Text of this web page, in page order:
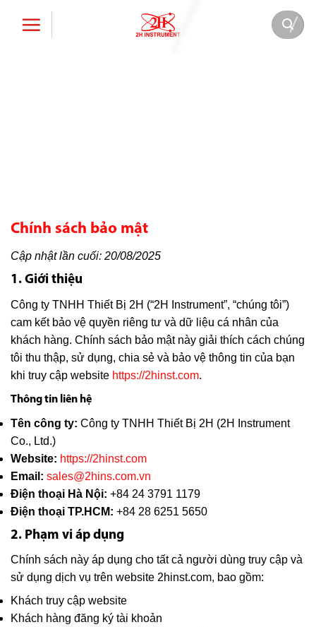
Chính sách bảo mật
Cập nhật lần cuối: 20/08/2025
1. Giới thiệu
Công ty TNHH Thiết Bị 2H (“2H Instrument”, “chúng tôi”)
cam kết bảo vệ quyền riêng tư và dữ liệu cá nhân của
khách hàng. Chính sách bảo mật này giải thích cách chúng
tôi thu thập, sử dụng, chia sẻ và bảo vệ thông tin của bạn
khi truy cập website https://2hinst.com.
Thông tin liên hệ
Tên công ty: Công ty TNHH Thiết Bị 2H (2H Instrument
Co., Ltd.)
Website: https://2hinst.com
Email: sales@2hins.com.vn
Điện thoại Hà Nội: +84 24 3791 1179
Điện thoại TP.HCM: +84 28 6251 5650
2. Phạm vi áp dụng
Chính sách này áp dụng cho tất cả người dùng truy cập và
sử dụng dịch vụ trên website 2hinst.com, bao gồm:
Khách truy cập website
Khách hàng đăng ký tài khoản